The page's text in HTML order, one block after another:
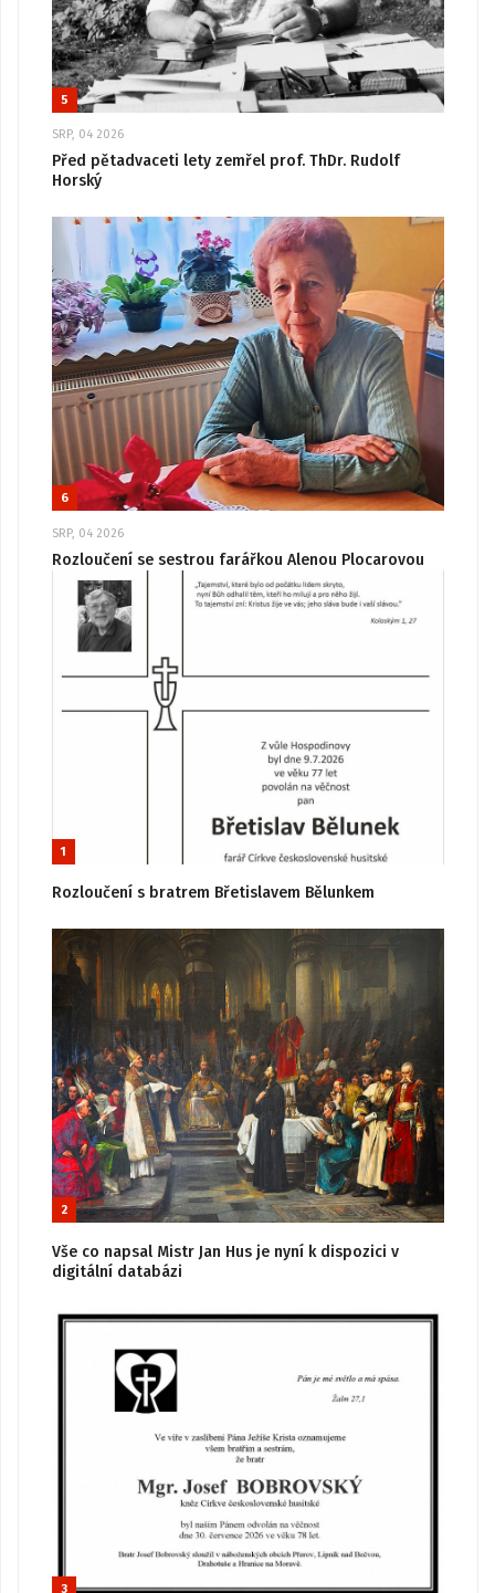
5
SRP, 04 2026
Před pětadvaceti lety zemřel prof. ThDr. Rudolf
Horský
6
SRP, 04 2026
Rozloučení se sestrou farářkou Alenou Plocarovou
1
Rozloučení s bratrem Břetislavem Bělunkem
2
Vše co napsal Mistr Jan Hus je nyní k dispozici v
digitální databázi
3